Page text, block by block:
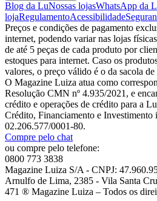
Blog da LuNossas lojasWhatsApp da
lojaRegulamentoAcessibilidade
Preços e condições de pagamento
internet, podendo variar nas lojas
de até 5 peças de cada produto por
estoques para internet. Caso os
valores, o preço válido é o da sacola de
O Magazine Luiza atua como
Resolução CMN nº 4.935/2021, e
crédito e operações de crédito para a
Crédito, Financiamento e Investimento
02.206.577/0001-80.
Compre pelo chat
ou compre pelo telefone:
0800 773 3838
Magazine Luiza S/A - CNPJ:
Arnulfo de Lima, 2385 - Vila Santa
471 ® Magazine Luiza – Todos os